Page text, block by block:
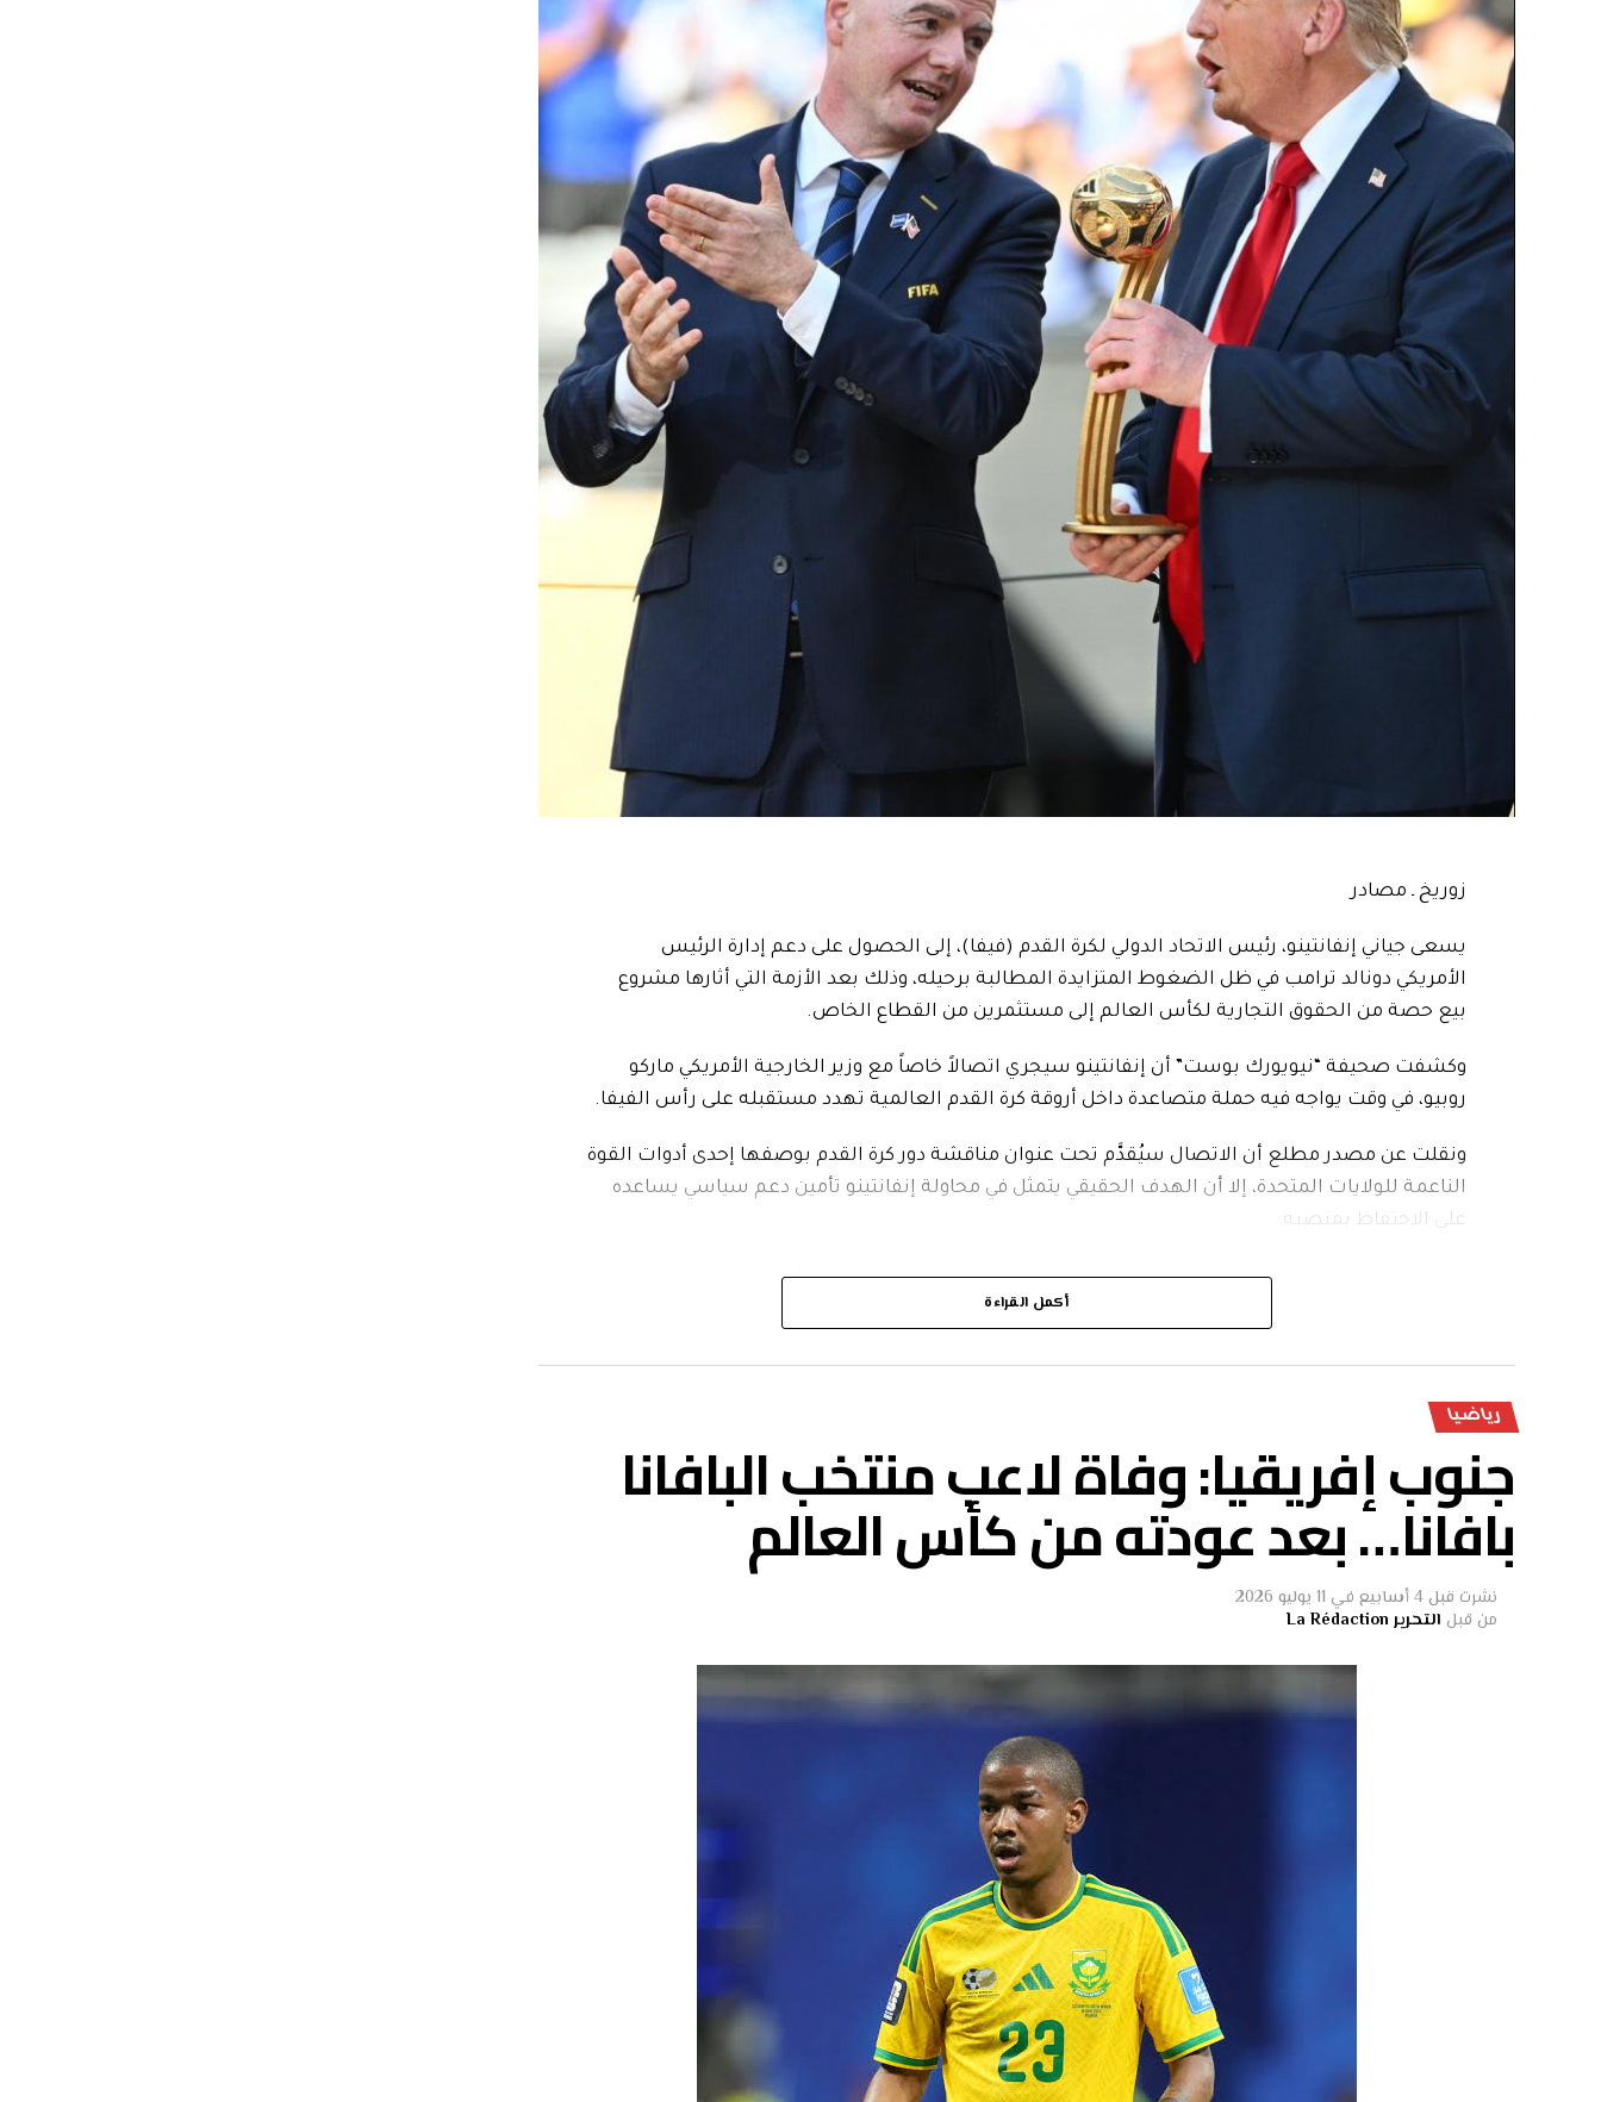
زوريخ ـ مصادر
يسعى جياني إنفانتينو، رئيس الاتحاد الدولي لكرة القدم (فيفا)، إلى الحصول على دعم إدارة الرئيس
الأمريكي دونالد ترامب في ظل الضغوط المتزايدة المطالبة برحيله، وذلك بعد الأزمة التي أثارها مشروع
بيع حصة من الحقوق التجارية لكأس العالم إلى مستثمرين من القطاع الخاص.
وكشفت صحيفة “نيويورك بوست” أن إنفانتينو سيجري اتصالاً خاصاً مع وزير الخارجية الأمريكي ماركو
روبيو، في وقت يواجه فيه حملة متصاعدة داخل أروقة كرة القدم العالمية تهدد مستقبله على رأس الفيفا.
ونقلت عن مصدر مطلع أن الاتصال سيُقدَّم تحت عنوان مناقشة دور كرة القدم بوصفها إحدى أدوات القوة
الناعمة للولايات المتحدة، إلا أن الهدف الحقيقي يتمثل في محاولة إنفانتينو تأمين دعم سياسي يساعده
على الاحتفاظ بمنصبه.
وقال المصدر: “الحديث سيكون عن كرة القدم والقوة الناعمة، لكن الجميع يعلم أن الأمر يتعلق بحماية
وأكد مصدر آخر أن رئيس الفيفا يشعر بأنه أصبح معزولاً بعد موجة الانتقادات الإعلامية التي تعرض لها
خلال الأيام الأخيرة، مشيراً إلى أنه يبحث عن شخصيات ذات ثقل تعلن دعمها له بصورة علنية.
وأضافت أن إنفانتينو حاول مراراً التواصل هاتفياً مع الرئيس ترامب منذ انهيار مشروع بيع الحقوق
التجارية، لكنه لم ينجح في الوصول إليه.
وكان إنفانتينو قد اضطر الأسبوع الماضي إلى سحب مشروع إنشاء شركة “فيفا فوروارد إنتربرايز”، التي
كانت ستتولى إدارة حقوق البث والرعاية والتراخيص وبيع التذاكر، مع فتح الباب أمام مستثمرين من القطاع
الخاص للاستحواذ على حصة فيها.
وبحسب التقرير، كانت شركة “ثرايف كابيتال” المملوكة لجوش كوشنر، شقيق جاريد كوشنر صهر الرئيس
وأدى المشروع إلى موجة غضب واسعة داخل الاتحادات القارية والوطنية، بعدما أكدت أنها علمت
بالتفاصيل عبر وسائل الإعلام، وليس من خلال القنوات الرسمية داخل الفيفا.
وتزامناً مع ذلك، تتواصل التحركات داخل الاتحاد الدولي لإبعاد إنفانتينو عن رئاسة المنظمة، حيث نقلت
الصحيفة عن أحد مسؤولي “فيفا” أن عدداً من المسؤولين يعملون ضمن تحرك داخلي أطلق عليه اسم
“مشروع القضاء على الوحش”، في إشارة إلى المساعي الرامية للإطاحة بالرئيس الحالي.
كما نقلت “نيويورك بوست” عن المدير التنفيذي للعمليات في الفيفا قوله إنه شعر “بالخداع” بعدما
اكتشف أن المشروع كان يُناقش بعيداً عن كبار المسؤولين في الاتحاد، مؤكداً أنه لم يكن على علم
بالمفاوضات السرية الخاصة به.
وفي تطور يزيد الضغوط على إنفانتينو، سبق أن صوّت الاتحاد الأوروبي لكرة القدم بالإجماع على مقاطعة
أكمل القراءة
رياضيا
جنوب إفريقيا: وفاة لاعب منتخب البافانا
بافانا… بعد عودته من كأس العالم
نشرت قبل 4 أسابيع في 11 يوليو 2026
من قبل التحرير La Rédaction